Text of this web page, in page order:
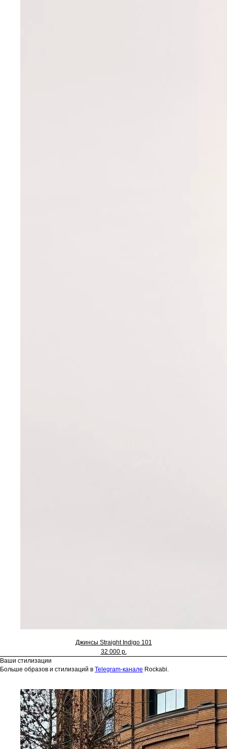
Джинсы Straight Indigo 101
32 000 р.
Ваши стилизации
Больше образов и стилизаций в Telegram-канале Rockabi.